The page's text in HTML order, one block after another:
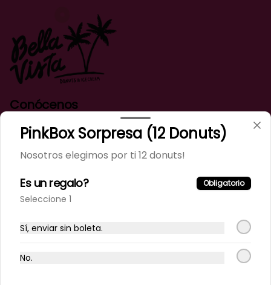
Conócenos
¿Dudas? Contáctanos!
Zona de despacho
Términos y condiciones
Política de privacidad
Redes sociales
Instagram
PinkBox Sorpresa (12 Donuts)
Nosotros elegimos por ti 12 donuts!
Es un regalo? Obligatorio
Seleccione 1
Sí, enviar sin boleta.
No.